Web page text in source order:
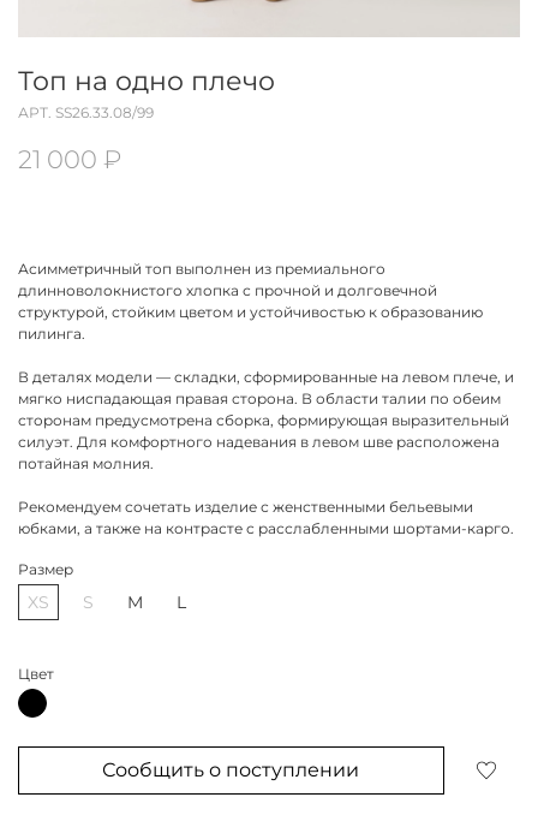
Топ на одно плечо
АРТ. SS26.33.08/99
21 000 ₽
Асимметричный топ выполнен из премиального
длинноволокнистого хлопка с прочной и долговечной
структурой, стойким цветом и устойчивостью к образованию
пилинга.
В деталях модели — складки, сформированные на левом плече, и
мягко ниспадающая правая сторона. В области талии по обеим
сторонам предусмотрена сборка, формирующая выразительный
силуэт. Для комфортного надевания в левом шве расположена
потайная молния.
Рекомендуем сочетать изделие с женственными бельевыми
юбками, а также на контрасте с расслабленными шортами-карго.
Сообщить о поступлении
Размер
XS S M L
Цвет